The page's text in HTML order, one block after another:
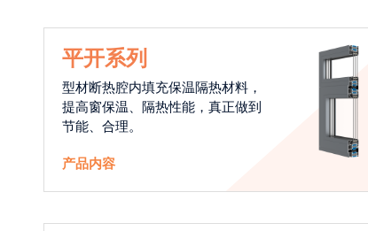
平开系列
型材断热腔内填充保温隔热材料，
提高窗保温、隔热性能，真正做到
节能、合理。
产品内容